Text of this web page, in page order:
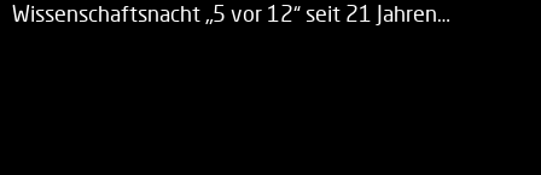
Wissenschaftsnacht „5 vor 12“ seit 21 Jahren…